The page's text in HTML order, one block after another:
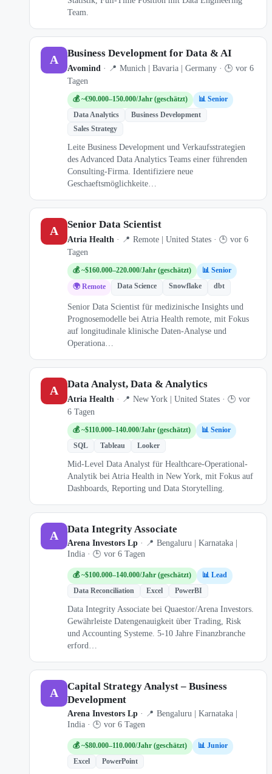
Team.
A Business Development for Data & AI
Avomind · 📍 Munich | Bavaria | Germany · 🕒 vor 6
Tagen
💰 ~€90.000–150.000/Jahr (geschätzt)
📊 Senior
Data Analytics
Business Development
Sales Strategy
Leite Business Development und Verkaufsstrategien
des Advanced Data Analytics Teams einer führenden
Consulting-Firma. Identifiziere neue
Geschaeftsmöglichkeite…
A Senior Data Scientist
Atria Health · 📍 Remote | United States · 🕒 vor 6
Tagen
💰 ~$160.000–220.000/Jahr (geschätzt)
📊 Senior
🌍 Remote
Data Science Snowflake dbt
Senior Data Scientist für medizinische Insights und
Prognosemodelle bei Atria Health remote, mit Fokus
auf longitudinale klinische Daten-Analyse und
Operationa…
A Data Analyst, Data & Analytics
Atria Health · 📍 New York | United States · 🕒 vor
6 Tagen
💰 ~$110.000–140.000/Jahr (geschätzt)
📊 Senior
SQL
Tableau Looker
Mid-Level Data Analyst für Healthcare-Operational-
Analytik bei Atria Health in New York, mit Fokus auf
Dashboards, Reporting und Data Storytelling.
A Data Integrity Associate
Arena Investors Lp · 📍 Bengaluru | Karnataka |
India · 🕒 vor 6 Tagen
💰 ~$100.000–140.000/Jahr (geschätzt)
📊 Lead
Data Reconciliation
Excel PowerBI
Data Integrity Associate bei Quaestor/Arena Investors.
Gewährleiste Datengenauigkeit über Trading, Risk
und Accounting Systeme. 5-10 Jahre Finanzbranche
erford…
A
Capital Strategy Analyst – Business
Development
Arena Investors Lp · 📍 Bengaluru | Karnataka |
India · 🕒 vor 6 Tagen
💰 ~$80.000–110.000/Jahr (geschätzt)
📊 Junior
Excel
PowerPoint